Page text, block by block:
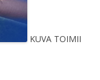
KUVA TOIMII